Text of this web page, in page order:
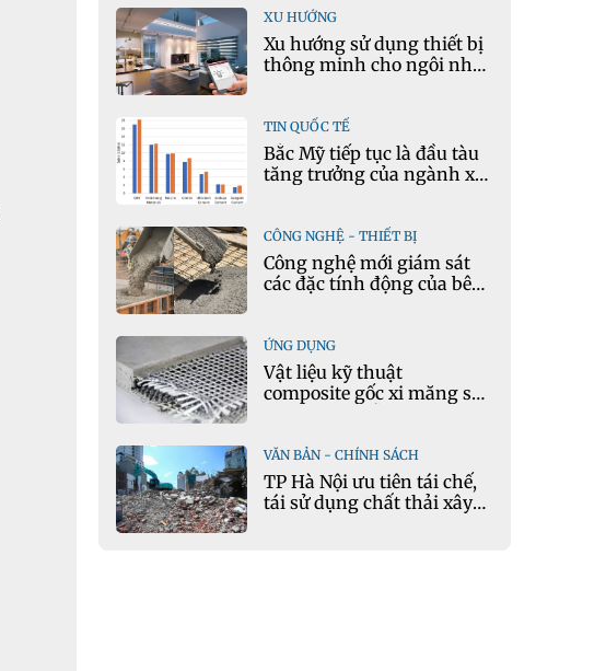
XU HƯỚNG
Xu hướng sử dụng thiết bị
thông minh cho ngôi nhà
TIN QUỐC TẾ
Bắc Mỹ tiếp tục là đầu tàu
tăng trưởng của ngành xi
CÔNG NGHỆ - THIẾT BỊ
Công nghệ mới giám sát
các đặc tính động của bê
ỨNG DỤNG
Vật liệu kỹ thuật
composite gốc xi măng sử
trong xây dựng hạ tầng
giao thông
VĂN BẢN - CHÍNH SÁCH
TP Hà Nội ưu tiên tái chế,
tái sử dụng chất thải xây